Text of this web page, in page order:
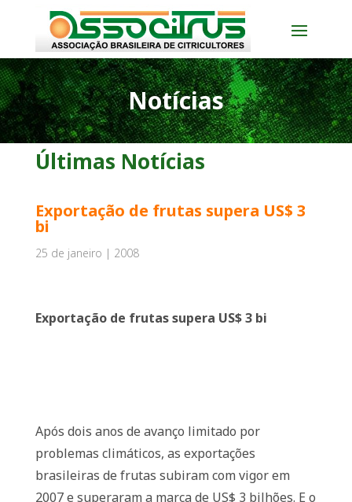
Notícias
Últimas Notícias
Exportação de frutas supera US$ 3
bi
25 de janeiro | 2008
Exportação de frutas supera US$ 3 bi
Após dois anos de avanço limitado por
problemas climáticos, as exportações
brasileiras de frutas subiram com vigor em
2007 e superaram a marca de US$ 3 bilhões. E o